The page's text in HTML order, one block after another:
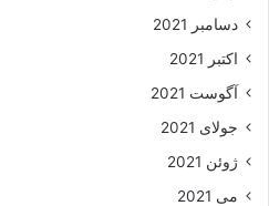
دسامبر 2021
اکتبر 2021
آگوست 2021
جولای 2021
ژوئن 2021
می 2021